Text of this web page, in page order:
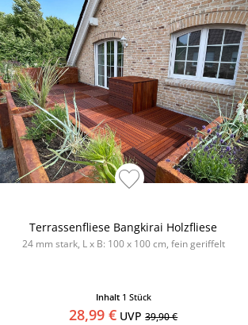
Terrassenfliese Bangkirai Holzfliese
24 mm stark, L x B: 100 x 100 cm, fein geriffelt
Inhalt 1 Stück
28,99 € UVP39,90 €